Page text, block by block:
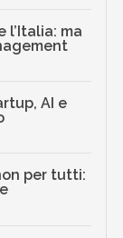
l’Italia: ma
AI e
per tutti: